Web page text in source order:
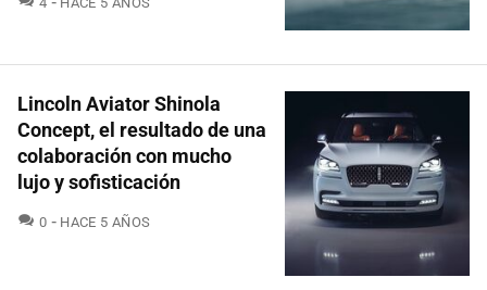
Lincoln Aviator Shinola
Concept, el resultado de una
colaboración con mucho
lujo y sofisticación
0 COMENTARIOS
HACE 5 AÑOS